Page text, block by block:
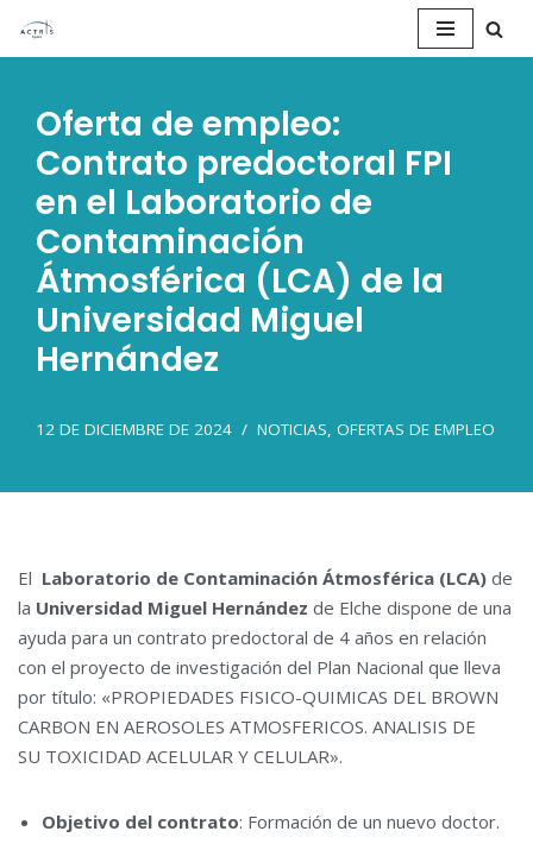
Saltar
contenido
Oferta de empleo:
Contrato predoctoral FPI
en el Laboratorio de
Contaminación
Átmosférica (LCA) de la
Universidad Miguel
Hernández
12 DE DICIEMBRE DE 2024 NOTICIAS, OFERTAS DE EMPLEO
El Laboratorio de Contaminación Átmosférica (LCA) de
la Universidad Miguel Hernández de Elche dispone de una
ayuda para un contrato predoctoral de 4 años en relación
con el proyecto de investigación del Plan Nacional que lleva
por título: «PROPIEDADES FISICO-QUIMICAS DEL BROWN
CARBON EN AEROSOLES ATMOSFERICOS. ANALISIS DE
SU TOXICIDAD ACELULAR Y CELULAR».
Objetivo del contrato: Formación de un nuevo doctor.